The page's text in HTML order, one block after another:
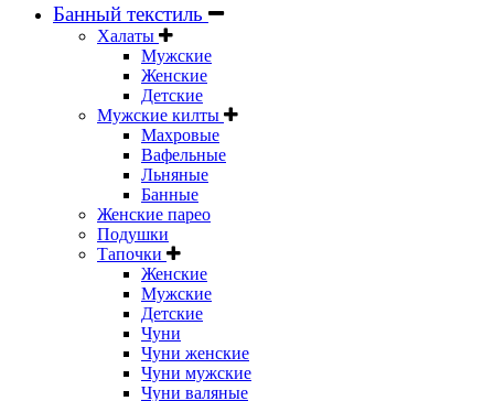
Банный текстиль
Халаты
Мужские
Женские
Детские
Мужские килты
Махровые
Вафельные
Льняные
Банные
Женские парео
Подушки
Тапочки
Женские
Мужские
Детские
Чуни
Чуни женские
Чуни мужские
Чуни валяные